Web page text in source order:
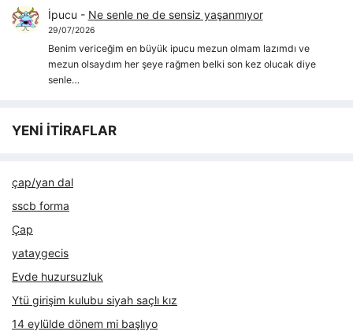
İpucu - Ne senle ne de sensiz yaşanmıyor
29/07/2026
Benim vericeğim en büyük ipucu mezun olmam lazımdı ve
mezun olsaydım her şeye rağmen belki son kez olucak diye
senle…
YENİ İTİRAFLAR
çap/yan dal
sscb forma
Çap
yataygecis
Evde huzursuzluk
Ytü girişim kulubu siyah saçlı kız
14 eylülde dönem mi başlıyo